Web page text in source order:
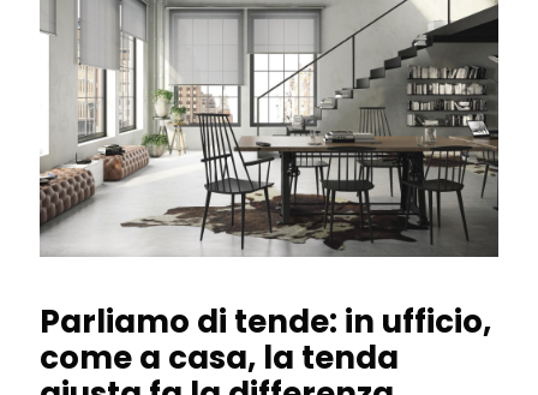
Parliamo di tende: in ufficio,
come a casa, la tenda